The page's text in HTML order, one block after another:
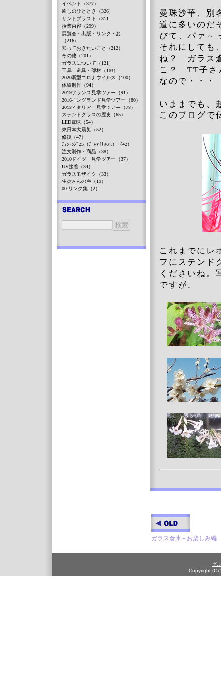
曼珠沙華、別
道に多いのだ
びて、パァ～
それにしても
ね？ ガラス
こ？ TT子さ
なので・・
いままでも、
このブログで
これまでにレ
フにステンド
くださいね。
ですが。
ガラス倉庫＋お楽しみ編
イベント（377）
癒しのひととき（326）
サンドブラスト（311）
授業内容（299）
展覧会・出版・リンク・お...
（216）
知っておきたいこと（212）
その他（201）
ガラスについて（121）
工具・道具・部材（103）
2020新型コロナウイルス（100）
体験制作（94）
2019フランス見学ツアー（91）
2016イングランド見学ツアー（80）
2013イタリア 見学ツアー（78）
ステンドグラスの歴史（65）
LED電球（54）
東日本大震災（52）
修復（47）
ﾁｬﾝﾚﾝｼﾞ25（ﾁｰﾑﾏｲﾅｽ6%）（42）
注文制作・商品（38）
2010ドイツ 見学ツアー（37）
UV接着（34）
ガラスモザイク（33）
生徒さんの声（19）
00-リンク集（2）
グ
Copyright (C)